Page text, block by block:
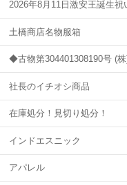
2026年8月11日激安王誕生祝
土橋商店名物服箱
◆古物第304401308190号 (
社長のイチオシ商品
在庫処分！見切り処分！
インドエスニック
アパレル